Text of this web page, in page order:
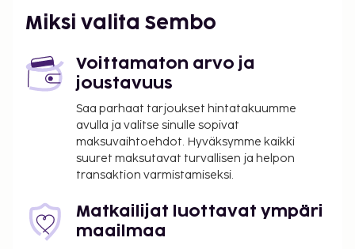
Miksi valita Sembo
Voittamaton arvo ja
joustavuus
Saa parhaat tarjoukset hintatakuumme
avulla ja valitse sinulle sopivat
maksuvaihtoehdot. Hyväksymme kaikki
suuret maksutavat turvallisen ja helpon
transaktion varmistamiseksi.
Matkailijat luottavat ympäri
maailmaa